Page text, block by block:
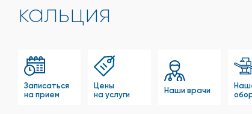
кальция
Записаться
на прием
Цены
на услуги
Наши врачи